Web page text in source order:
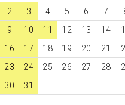
2
3 4 5 6 7
9
10 11 12 13 14
16
17 18 19 20 21
23
24 25 26 27 28
30
31